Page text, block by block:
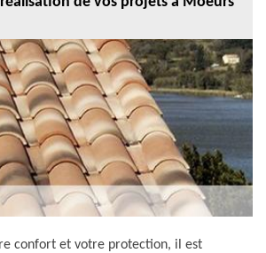
confort et votre protection, il est